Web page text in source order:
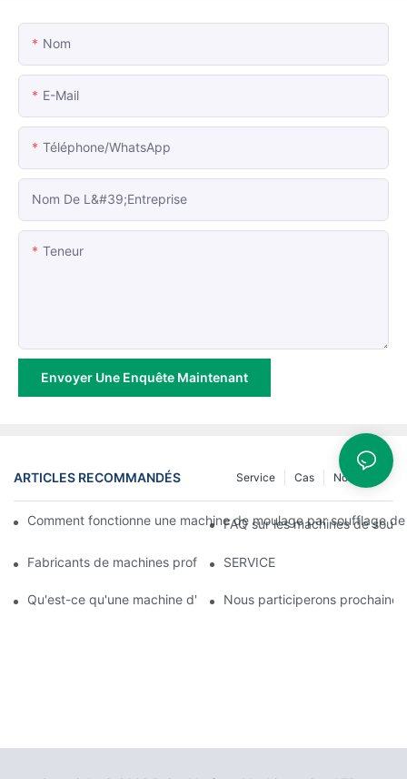
Nom
E-Mail
Téléphone/WhatsApp
Nom De L&#39;entreprise
Teneur
Envoyer Une Enquête Maintenant
ARTICLES RECOMMANDÉS Nouvelles
Cas
Service
Comment fonctionne une machine de moulage par soufflage
FAQ sur les machines de
Fabricants de machines professionnelles de soufflage de film
SERVICE
Qu'est-ce qu'une machine d'impression flexographique et
Nous participerons